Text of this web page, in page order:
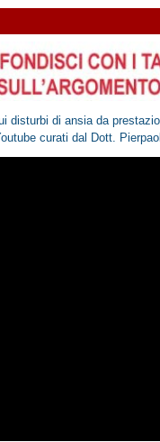
disturbi di ansia da
curati dal Dott.